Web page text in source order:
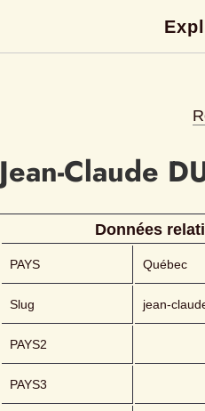
Jean-Claude
Données
PAYS Québec
Slug jean-
PAYS2
PAYS3